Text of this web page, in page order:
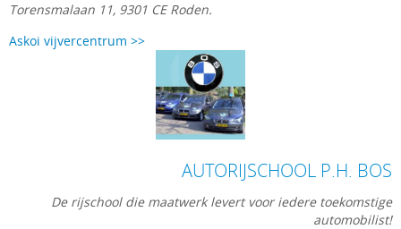
Torensmalaan 11, 9301 CE Roden.
Askoi vijvercentrum >>
AUTORIJSCHOOL P.H. BOS
De rijschool die maatwerk levert voor iedere toekomstige
automobilist!